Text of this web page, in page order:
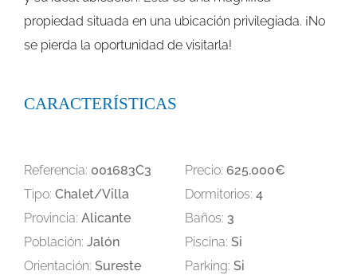
propiedad situada en una ubicación privilegiada. ¡No
se pierda la oportunidad de visitarla!
CARACTERÍSTICAS
Referencia: 001683C3
Tipo: Chalet/Villa
Provincia: Alicante
Población: Jalón
Orientación: Sureste
Precio: 625.000€
Dormitorios: 4
Baños: 3
Piscina: Si
Parking: Si